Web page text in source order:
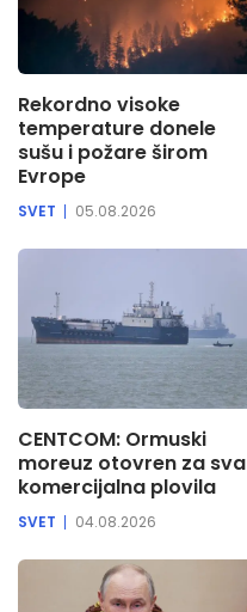
Rekordno visoke
temperature donele
sušu i požare širom
Evrope
SVET 05.08.2026
CENTCOM: Ormuski
moreuz otovren za sva
komercijalna plovila
SVET 04.08.2026